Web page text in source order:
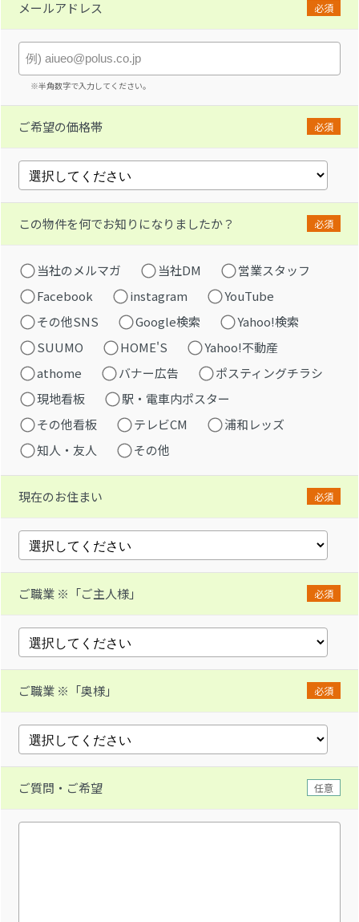
メールアドレス 必須
※半角数字で入力してください。
ご希望の価格帯 必須
この物件を何でお知りになりましたか？ 必須
当社のメルマガ 当社DM
営業スタッフ
Facebook
instagram
YouTube
その他SNS
Google検索
Yahoo!検索
SUUMO
HOME'S
Yahoo!不動産
athome
バナー広告
ポスティングチラシ
現地看板
駅・電車内ポスター
その他看板
テレビCM
浦和レッズ
知人・友人
その他
現在のお住まい 必須
ご職業 ※「ご主人様」 必須
ご職業 ※「奥様」 必須
ご質問・ご希望 任意